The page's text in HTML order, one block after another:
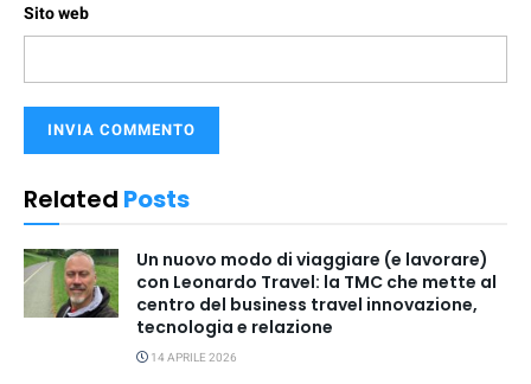
Sito web
Related Posts
Un nuovo modo di viaggiare (e lavorare)
con Leonardo Travel: la TMC che mette al
centro del business travel innovazione,
tecnologia e relazione
14 APRILE 2026